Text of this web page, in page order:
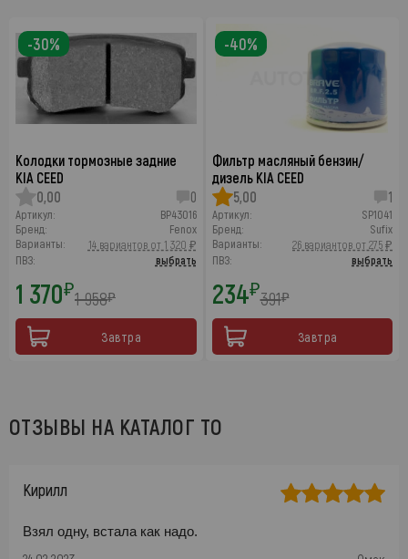
Колодки тормозные задние
KIA CEED
0,00
0
Артикул:
BP43016
Бренд:
Fenox
Варианты:
14 вариантов от 1 320 ₽
ПВЗ:
выбрать
1 370₽1 958₽
Завтра
-30%
Фильтр масляный бензин/
дизель KIA CEED
5,00
1
Артикул:
SP1041
Бренд:
Sufix
Варианты:
26 вариантов от 275 ₽
ПВЗ:
выбрать
234₽391₽
Завтра
-40%
ОТЗЫВЫ НА КАТАЛОГ ТО
Кирилл
Взял одну, встала как надо.